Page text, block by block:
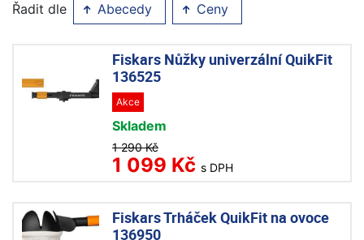
Řadit dle Abecedy Ceny
Fiskars Nůžky univerzální QuikFit
136525
Akce
Skladem
1 290 Kč
1 099 Kč s DPH
Fiskars Trháček QuikFit na ovoce
136950